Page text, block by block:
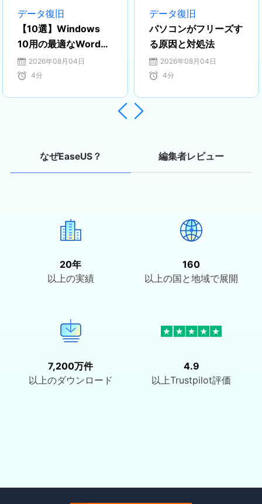
つもユーザの立場に立って、ユーザー
の問題を解決するために最適な解決策
を提供します。今まで、彼女が執筆し
た記事の閲覧数は３000,000回を超え
ています。 また、彼女は撮影とビデオ
の編集にすごく興味を持っています。
定期的にYouTubeに動画を投稿したこ
ともあります。ちなみに、彼女は平野
歩夢選手の大ファンです。平野歩夢選
データ復旧
【10選】Windows
10用の最適なWord修
復ツール10選
2026年08月04日
4分
データ復旧
パソコンがフリーズす
る原因と対処法
2026年08月04日
4分


なぜEaseUS？ 編集者レビュー
20年
以上の実績
160
以上の国と地域で展開
7,200万件
以上のダウンロード
4.9
以上Trustpilot評価